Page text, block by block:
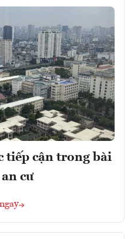
tiếp cận trong bài
cư